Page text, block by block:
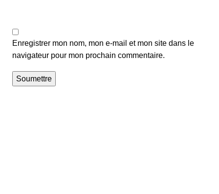
Enregistrer mon nom, mon e-mail et mon site dans le
navigateur pour mon prochain commentaire.